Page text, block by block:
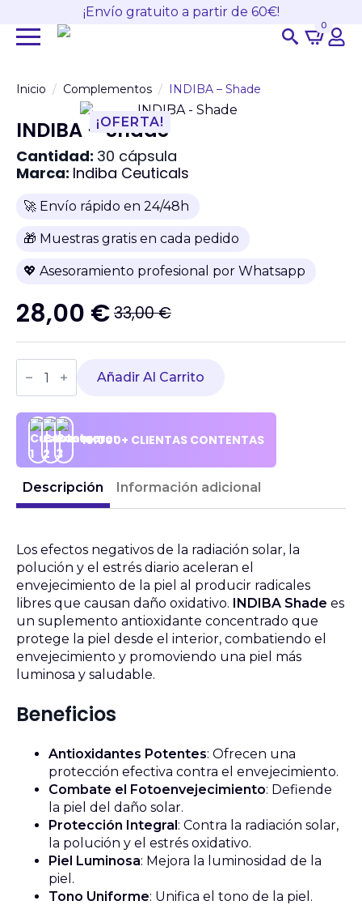
¡Envío gratuito a partir de 60€!
0
Inicio Complementos INDIBA – Shade
¡OFERTA!
INDIBA – Shade
Cantidad: 30 cápsula
Marca: Indiba Ceuticals
🚀 Envío rápido en 24/48h
🎁 Muestras gratis en cada pedido
💖 Asesoramiento profesional por Whatsapp
33,00€
El
precio
original
era:
33,00 €.
28,00 €
El
precio
actual
es:
28,00 €.
INDIBA
Añadir Al Carrito
10.000+ CLIENTAS CONTENTAS
Descripción Información adicional
Los efectos negativos de la radiación solar, la
polución y el estrés diario aceleran el
envejecimiento de la piel al producir radicales
libres que causan daño oxidativo. INDIBA Shade es
un suplemento antioxidante concentrado que
protege la piel desde el interior, combatiendo el
envejecimiento y promoviendo una piel más
luminosa y saludable.
Beneficios
Antioxidantes Potentes: Ofrecen una
protección efectiva contra el envejecimiento.
Combate el Fotoenvejecimiento: Defiende
la piel del daño solar.
Protección Integral: Contra la radiación solar,
la polución y el estrés oxidativo.
Piel Luminosa: Mejora la luminosidad de la
piel.
Tono Uniforme: Unifica el tono de la piel.